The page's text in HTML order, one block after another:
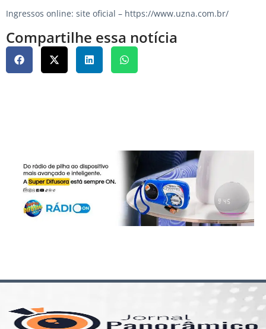
Ingressos online: site oficial – https://www.uzna.com.br/
Compartilhe essa notícia